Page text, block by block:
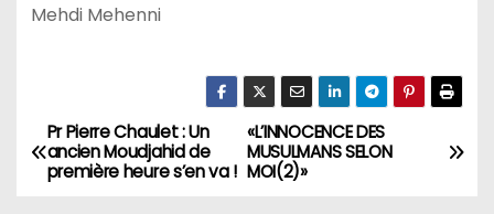
Mehdi Mehenni
N
a
«L’INNOCENCE DES
MUSULMANS SELON
MOI(2)»
Pr Pierre Chaulet : Un
ancien Moudjahid de
première heure s’en va !